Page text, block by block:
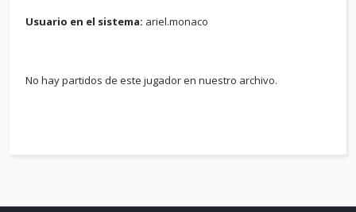
Usuario en el sistema: ariel.monaco
No hay partidos de este jugador en nuestro archivo.